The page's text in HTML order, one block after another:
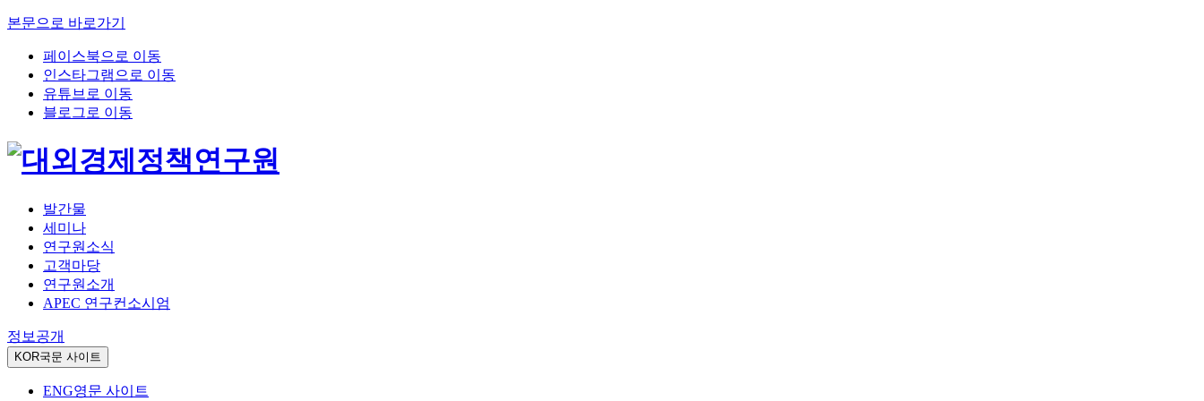
본문으로 바로가기
페이스북으로 이동
인스타그램으로 이동
유튜브로 이동
블로그로 이동
발간물
세미나
연구원소식
고객마당
연구원소개
APEC 연구컨소시엄
정보공개
KOR국문 사이트
ENG영문 사이트